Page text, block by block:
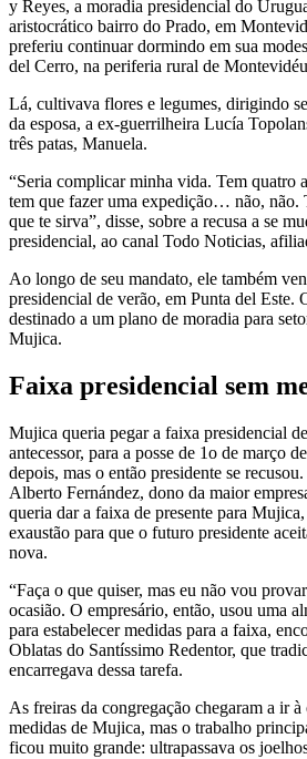
y Reyes, a moradia presidencial do
aristocrático bairro do Prado, em
preferiu continuar dormindo em sua
del Cerro, na periferia rural de
Lá, cultivava flores e legumes, dirigindo
da esposa, a ex-guerrilheira Lucía
três patas, Manuela.
“Seria complicar minha vida. Tem quatro
tem que fazer uma expedição… não, não.
que te sirva”, disse, sobre a recusa a se
presidencial, ao canal Todo Noticias,
Ao longo de seu mandato, ele também
presidencial de verão, em Punta del
destinado a um plano de moradia para
Mujica.
Faixa presidencial sem
Mujica queria pegar a faixa presidencial
antecessor, para a posse de 1o de março
depois, mas o então presidente se
Alberto Fernández, dono da maior
queria dar a faixa de presente para
exaustão para que o futuro presidente
nova.
“Faça o que quiser, mas eu não vou
ocasião. O empresário, então, usou uma
para estabelecer medidas para a faixa,
Oblatas do Santíssimo Redentor, que
encarregava dessa tarefa.
As freiras da congregação chegaram a ir
medidas de Mujica, mas o trabalho
ficou muito grande: ultrapassava os